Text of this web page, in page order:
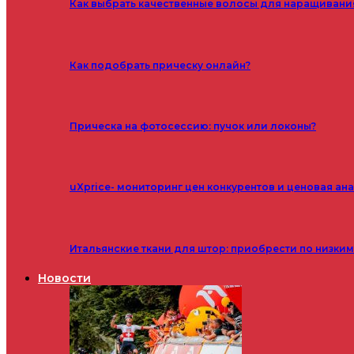
Как выбрать качественные волосы для
Как подобрать прическу онлайн?
Прическа на фотосессию: пучок или локоны?
uXprice- мониторинг цен конкурентов и ценовая
Итальянские ткани для штор: приобрести по
Новости